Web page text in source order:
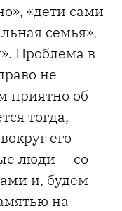
«дети сами
семья»,
Проблема в
не
приятно об
тогда,
его
люди — со
и, будем
на